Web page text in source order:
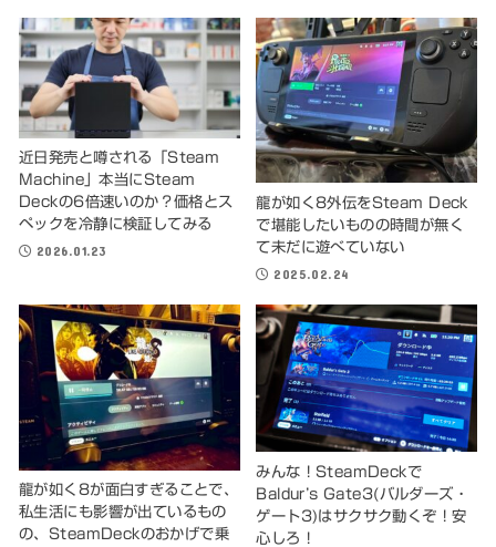
近日発売と噂される「Steam
Machine」本当にSteam
Deckの6倍速いのか？価格とス
ペックを冷静に検証してみる
2026.01.23
龍が如く8外伝をSteam Deck
で堪能したいものの時間が無く
て未だに遊べていない
2025.02.24
龍が如く8が面白すぎることで、
私生活にも影響が出ているもの
の、SteamDeckのおかげで乗
みんな！SteamDeckで
Baldur’s Gate3(バルダーズ・
ゲート3)はサクサク動くぞ！安
心しろ！